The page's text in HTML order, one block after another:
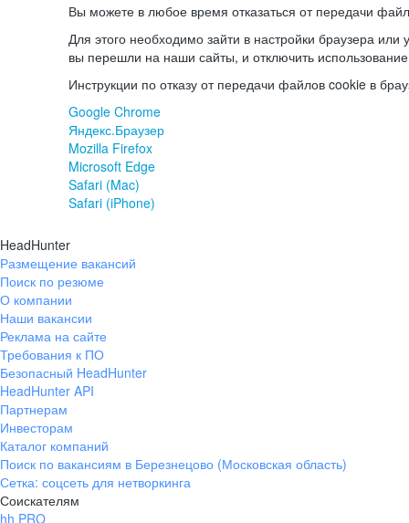
Вы можете в любое время отказаться от передачи
Для этого необходимо зайти в настройки браузера или
вы перешли на наши сайты, и отключить
Инструкции по отказу от передачи файлов cookie в
Google Chrome
Яндекс.Браузер
Mozilla Firefox
Microsoft Edge
Safari (Mac)
Safari (iPhone)
HeadHunter
Размещение вакансий
Поиск по резюме
О компании
Наши вакансии
Реклама на сайте
Требования к ПО
Безопасный HeadHunter
HeadHunter API
Партнерам
Инвесторам
Каталог компаний
Поиск по вакансиям в Березнецово (Московская область)
Сетка: соцсеть для нетворкинга
Соискателям
hh PRO